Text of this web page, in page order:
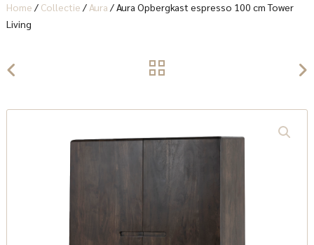
Home / Collectie / Aura /Aura Opbergkast espresso 100 cm Tower
Living